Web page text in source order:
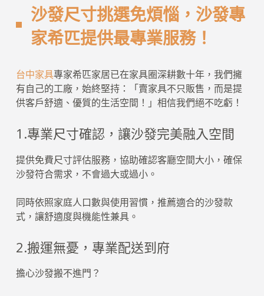
沙發尺寸挑選免煩惱，沙發專
家希匹提供最專業服務！
台中家具專家希匹家居已在家具圈深耕數十年，我們擁
有自己的工廠，始終堅持：「賣家具不只販售，而是提
供客戶舒適、優質的生活空間！」相信我們絕不吃虧！
1.專業尺寸確認，讓沙發完美融入空間
提供免費尺寸評估服務，協助確認客廳空間大小，確保
沙發符合需求，不會過大或過小。
同時依照家庭人口數與使用習慣，推薦適合的沙發款
式，讓舒適度與機能性兼具。
2.搬運無憂，專業配送到府
擔心沙發搬不進門？